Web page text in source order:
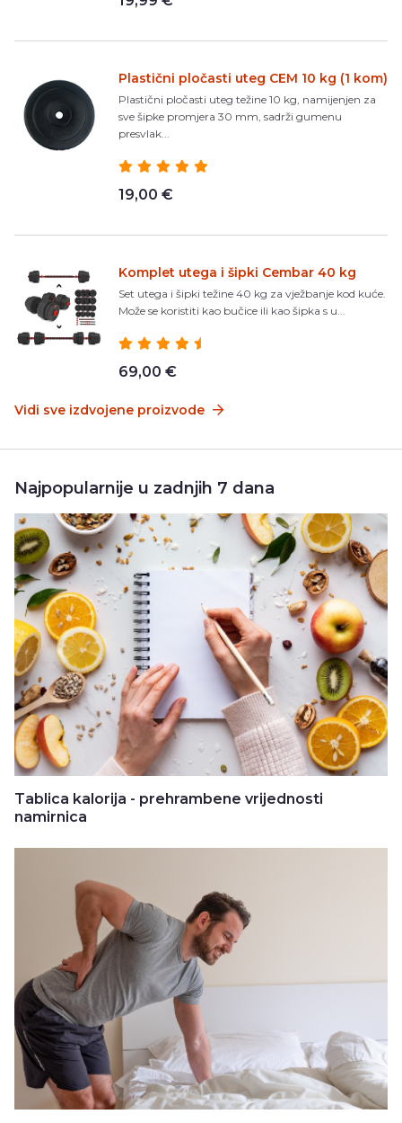
Plastični pločasti uteg CEM 10 kg (1 kom)
Plastični pločasti uteg težine 10 kg, namijenjen za
sve šipke promjera 30 mm, sadrži gumenu
presvlak...
19,00 €
Komplet utega i šipki Cembar 40 kg
Set utega i šipki težine 40 kg za vježbanje kod kuće.
Može se koristiti kao bučice ili kao šipka s u...
69,00 €
Vidi sve izdvojene proizvode
Najpopularnije u zadnjih 7 dana
Tablica kalorija - prehrambene vrijednosti
namirnica